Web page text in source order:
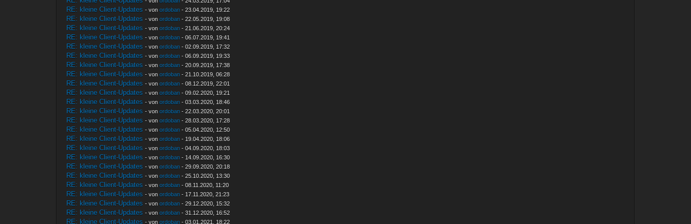
RE: kleine Client-Updates - vonordoban - 23.04.2019, 19:22
RE: kleine Client-Updates - vonordoban - 22.05.2019, 19:08
RE: kleine Client-Updates - vonordoban - 21.06.2019, 20:24
RE: kleine Client-Updates - vonordoban - 06.07.2019, 19:41
RE: kleine Client-Updates - vonordoban - 02.09.2019, 17:32
RE: kleine Client-Updates - vonordoban - 06.09.2019, 19:33
RE: kleine Client-Updates - vonordoban - 20.09.2019, 17:38
RE: kleine Client-Updates - vonordoban - 21.10.2019, 06:28
RE: kleine Client-Updates - vonordoban - 08.12.2019, 22:01
RE: kleine Client-Updates - vonordoban - 09.02.2020, 19:21
RE: kleine Client-Updates - vonordoban - 03.03.2020, 18:46
RE: kleine Client-Updates - vonordoban - 22.03.2020, 20:01
RE: kleine Client-Updates - vonordoban - 28.03.2020, 17:28
RE: kleine Client-Updates - vonordoban - 05.04.2020, 12:50
RE: kleine Client-Updates - vonordoban - 19.04.2020, 18:06
RE: kleine Client-Updates - vonordoban - 04.09.2020, 18:03
RE: kleine Client-Updates - vonordoban - 14.09.2020, 16:30
RE: kleine Client-Updates - vonordoban - 29.09.2020, 20:18
RE: kleine Client-Updates - vonordoban - 25.10.2020, 13:30
RE: kleine Client-Updates - vonordoban - 08.11.2020, 11:20
RE: kleine Client-Updates - vonordoban - 17.11.2020, 21:23
RE: kleine Client-Updates - vonordoban - 29.12.2020, 15:32
RE: kleine Client-Updates - vonordoban - 31.12.2020, 16:52
RE: kleine Client-Updates - vonordoban - 03.01.2021, 18:22